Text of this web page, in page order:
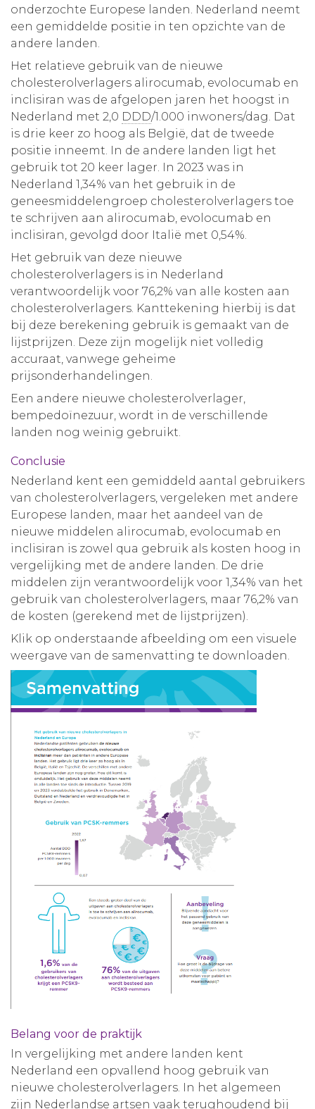
onderzochte Europese landen. Nederland neemt
een gemiddelde positie in ten opzichte van de
andere landen.
Het relatieve gebruik van de nieuwe
cholesterolverlagers alirocumab, evolocumab en
inclisiran was de afgelopen jaren het hoogst in
Nederland met 2,0 DDD/1.000 inwoners/dag. Dat
is drie keer zo hoog als België, dat de tweede
positie inneemt. In de andere landen ligt het
gebruik tot 20 keer lager. In 2023 was in
Nederland 1,34% van het gebruik in de
geneesmiddelengroep cholesterolverlagers toe
te schrijven aan alirocumab, evolocumab en
inclisiran, gevolgd door Italië met 0,54%.
Het gebruik van deze nieuwe
cholesterolverlagers is in Nederland
verantwoordelijk voor 76,2% van alle kosten aan
cholesterolverlagers. Kanttekening hierbij is dat
bij deze berekening gebruik is gemaakt van de
lijstprijzen. Deze zijn mogelijk niet volledig
accuraat, vanwege geheime
prijsonderhandelingen.
Een andere nieuwe cholesterolverlager,
bempedoïnezuur, wordt in de verschillende
landen nog weinig gebruikt.
Conclusie
Nederland kent een gemiddeld aantal gebruikers
van cholesterolverlagers, vergeleken met andere
Europese landen, maar het aandeel van de
nieuwe middelen alirocumab, evolocumab en
inclisiran is zowel qua gebruik als kosten hoog in
vergelijking met de andere landen. De drie
middelen zijn verantwoordelijk voor 1,34% van het
gebruik van cholesterolverlagers, maar 76,2% van
de kosten (gerekend met de lijstprijzen).
Klik op onderstaande afbeelding om een visuele
weergave van de samenvatting te downloaden.
Belang voor de praktijk
In vergelijking met andere landen kent
Nederland een opvallend hoog gebruik van
nieuwe cholesterolverlagers. In het algemeen
zijn Nederlandse artsen vaak terughoudend bij